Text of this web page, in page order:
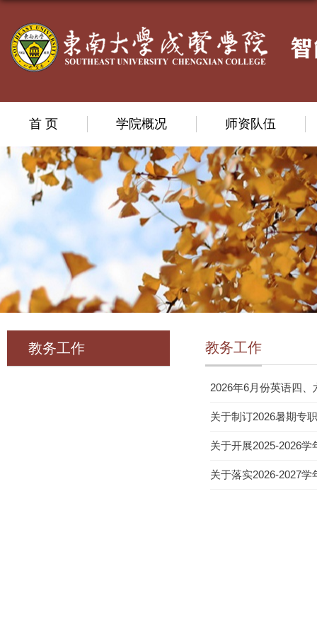
首 页 学院概况 师资队伍
教务工作 教务工作
2026年6月份英语四
关于制订2026暑期专
关于开展2025-2026
关于落实2026-2027